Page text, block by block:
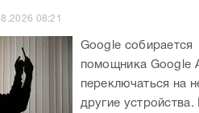
08:21
Google
помощника Google
переключаться на
другие